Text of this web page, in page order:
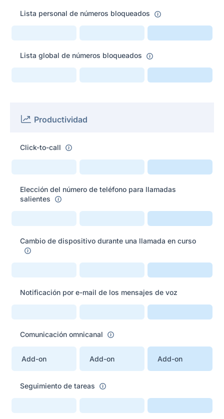
Lista personal de números bloqueados
Lista global de números bloqueados
Productividad
Click-to-call
Elección del número de teléfono para llamadas
salientes
Cambio de dispositivo durante una llamada en curso
Notificación por e-mail de los mensajes de voz
Comunicación omnicanal
Add-on Add-on Add-on
Seguimiento de tareas